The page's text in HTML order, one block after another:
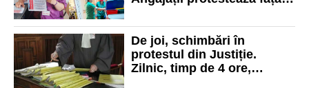
De joi, schimbări în
protestul din Justiție.
Zilnic, timp de 4 ore,